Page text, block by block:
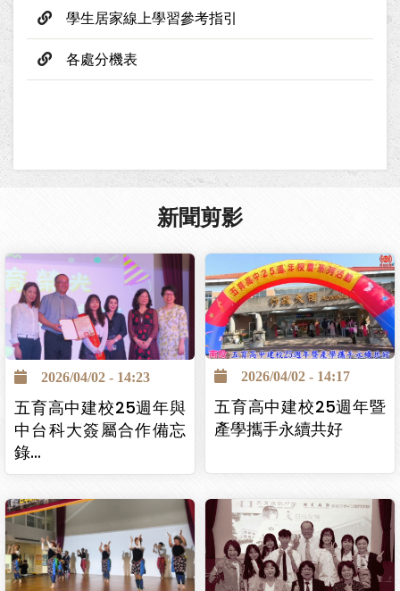
學生居家線上學習參考指引
各處分機表
新聞剪影
2026/04/02 - 14:23
五育高中建校25週年與
中台科大簽屬合作備忘
錄…
2026/04/02 - 14:17
五育高中建校25週年暨
產學攜手永續共好